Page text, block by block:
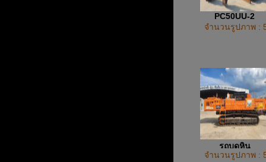
PC50UU-2
จำนวนรูปภาพ :
รถบดหิน
จำนวนรูปภาพ :